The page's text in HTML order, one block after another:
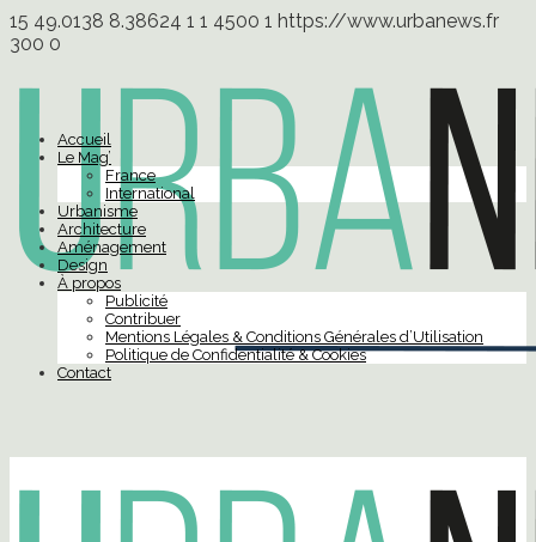
15 49.0138 8.38624 1 1 4500 1 https://www.urbanews.fr
300 0
Accueil
Le Mag’
France
International
Urbanisme
Architecture
Aménagement
Design
À propos
Publicité
Contribuer
Mentions Légales & Conditions Générales d’Utilisation
Politique de Confidentialité & Cookies
Contact